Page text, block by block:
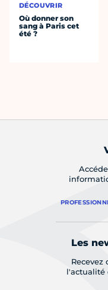
DÉCOUVRIR
Où donner son
sang à Paris cet
été ?
Les
l'actualité